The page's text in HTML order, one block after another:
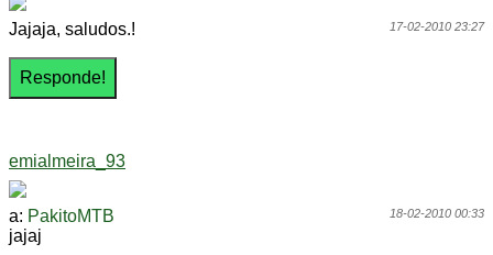
17-02-2010 23:27
Jajaja, saludos.!
emialmeira_93
18-02-2010 00:33
a: PakitoMTB
jajaj